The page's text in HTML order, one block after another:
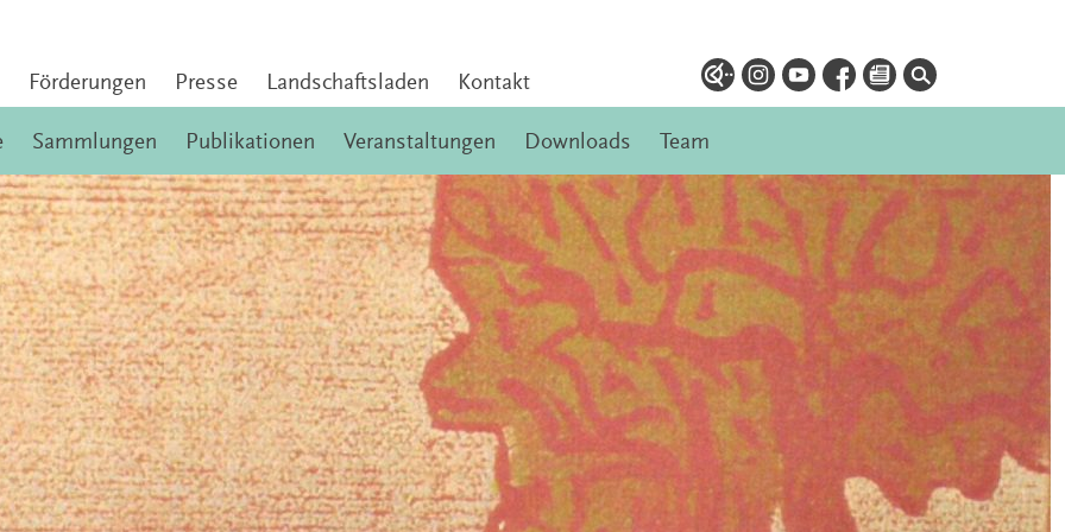
Förderungen Presse Landschaftsladen Kontakt
Sammlungen Publikationen Veranstaltungen Downloads Team